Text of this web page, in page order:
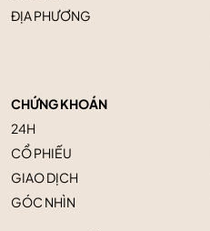
ĐỊA PHƯƠNG
CHỨNG KHOÁN
24H
CỔ PHIẾU
GIAO DỊCH
GÓC NHÌN